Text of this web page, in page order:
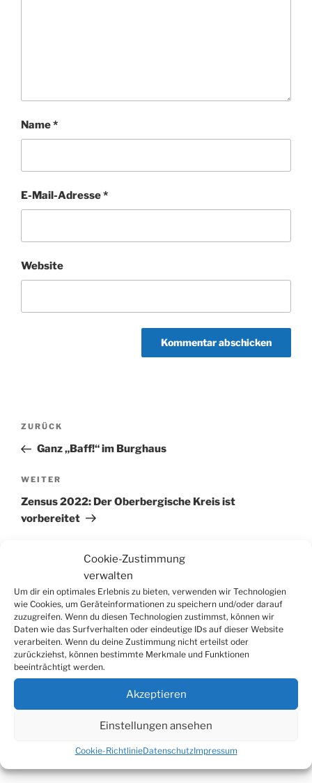
Cookie-Zustimmung
verwalten
Um dir ein optimales Erlebnis zu bieten, verwenden wir Technologien
wie Cookies, um Geräteinformationen zu speichern und/oder darauf
zuzugreifen. Wenn du diesen Technologien zustimmst, können wir
Daten wie das Surfverhalten oder eindeutige IDs auf dieser Website
verarbeiten. Wenn du deine Zustimmung nicht erteilst oder
zurückziehst, können bestimmte Merkmale und Funktionen
beeinträchtigt werden.
Akzeptieren
Einstellungen ansehen
Cookie-RichtlinieDatenschutzImpressum
Name*
E-Mail-Adresse*
Website
Beitragsnavigation
Vorheriger
Beitrag
ZURÜCK
Ganz „Baff!“ im Burghaus
Nächster
Beitrag
WEITER
Zensus 2022: Der Oberbergische Kreis ist
vorbereitet
Suchen
nach:
WERBUNG